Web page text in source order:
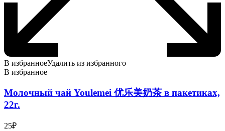
В избранноеУдалить из избранного
В избранное
Молочный чай Youlemei 优乐美奶茶 в пакетиках,
22г.
25₽